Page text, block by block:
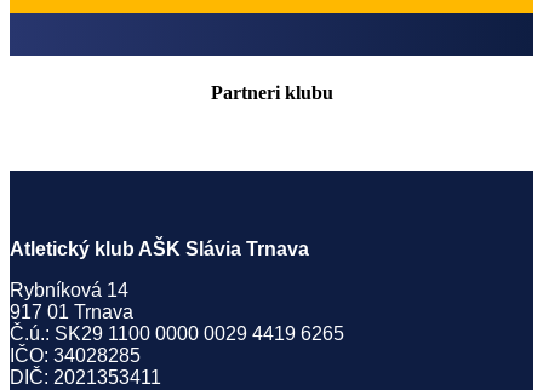
Partneri klubu
Atletický klub AŠK Slávia Trnava
Rybníková 14
917 01 Trnava
Č.ú.: SK29 1100 0000 0029 4419 6265
IČO: 34028285
DIČ: 2021353411